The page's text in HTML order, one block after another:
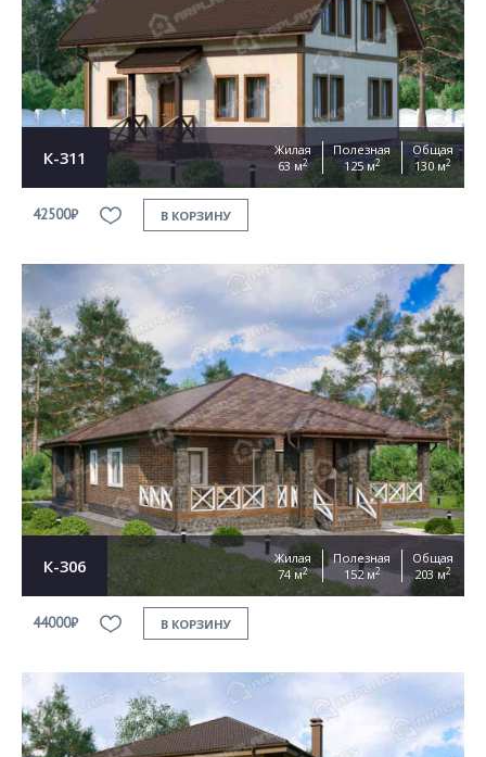
К-311
Жилая
63 м2
Полезная
125 м2
Общая
130 м2
42500₽ В КОРЗИНУ
К-306
Жилая
74 м2
Полезная
152 м2
Общая
203 м2
44000₽ В КОРЗИНУ